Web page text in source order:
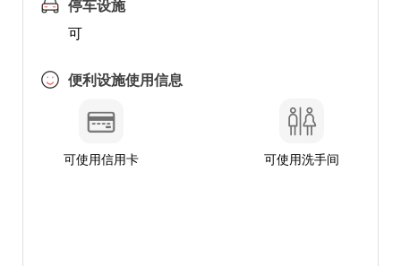
停车设施
可
便利设施使用信息
可使用信用卡 可使用洗手间